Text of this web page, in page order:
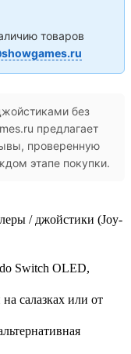
товаров
без
предлагает
проверенную
этапе покупки.
/ джойстики (Joy-
Switch OLED,
салазках или от